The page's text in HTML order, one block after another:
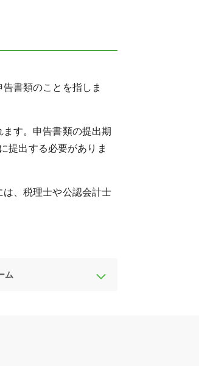
書類のことを指しま
す。申告書類の提出期
提出する必要がありま
、税理士や公認会計士
ム